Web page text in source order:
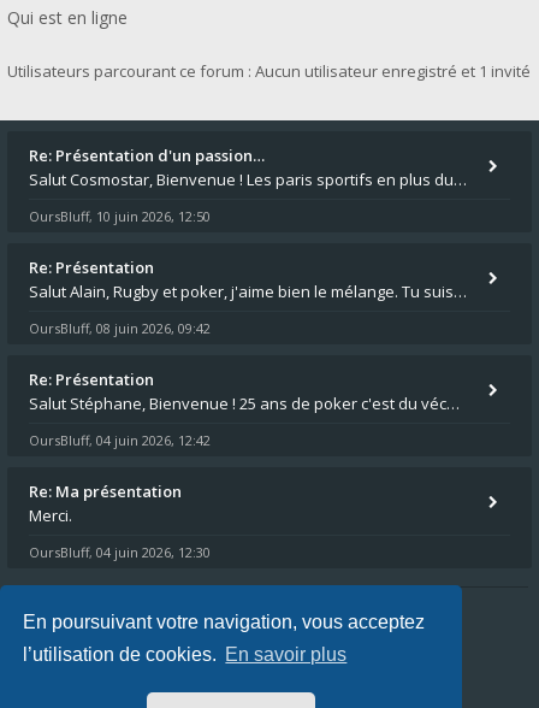
En poursuivant votre navigation, vous acceptez
l’utilisation de cookies. En savoir plus
Qui est en ligne
Utilisateurs parcourant ce forum : Aucun utilisateur enregistré et 1 invité
Re: Présentation d'un passion…
Salut Cosmostar, Bienvenue ! Les paris sportifs en plus du poker, c'est ce que je fais aussi. Surtout la NBA, je mise su
OursBluff, 10 juin 2026, 12:50
Re: Présentation
Salut Alain, Rugby et poker, j'aime bien le mélange. Tu suis le rugby du coin ? Moi j'essaie d'aller voir des matchs de
OursBluff, 08 juin 2026, 09:42
Re: Présentation
Salut Stéphane, Bienvenue ! 25 ans de poker c'est du vécu quand même. Moi je suis relativementnouveau (2018) mais j'ai a
OursBluff, 04 juin 2026, 12:42
Re: Ma présentation
Merci.
OursBluff, 04 juin 2026, 12:30